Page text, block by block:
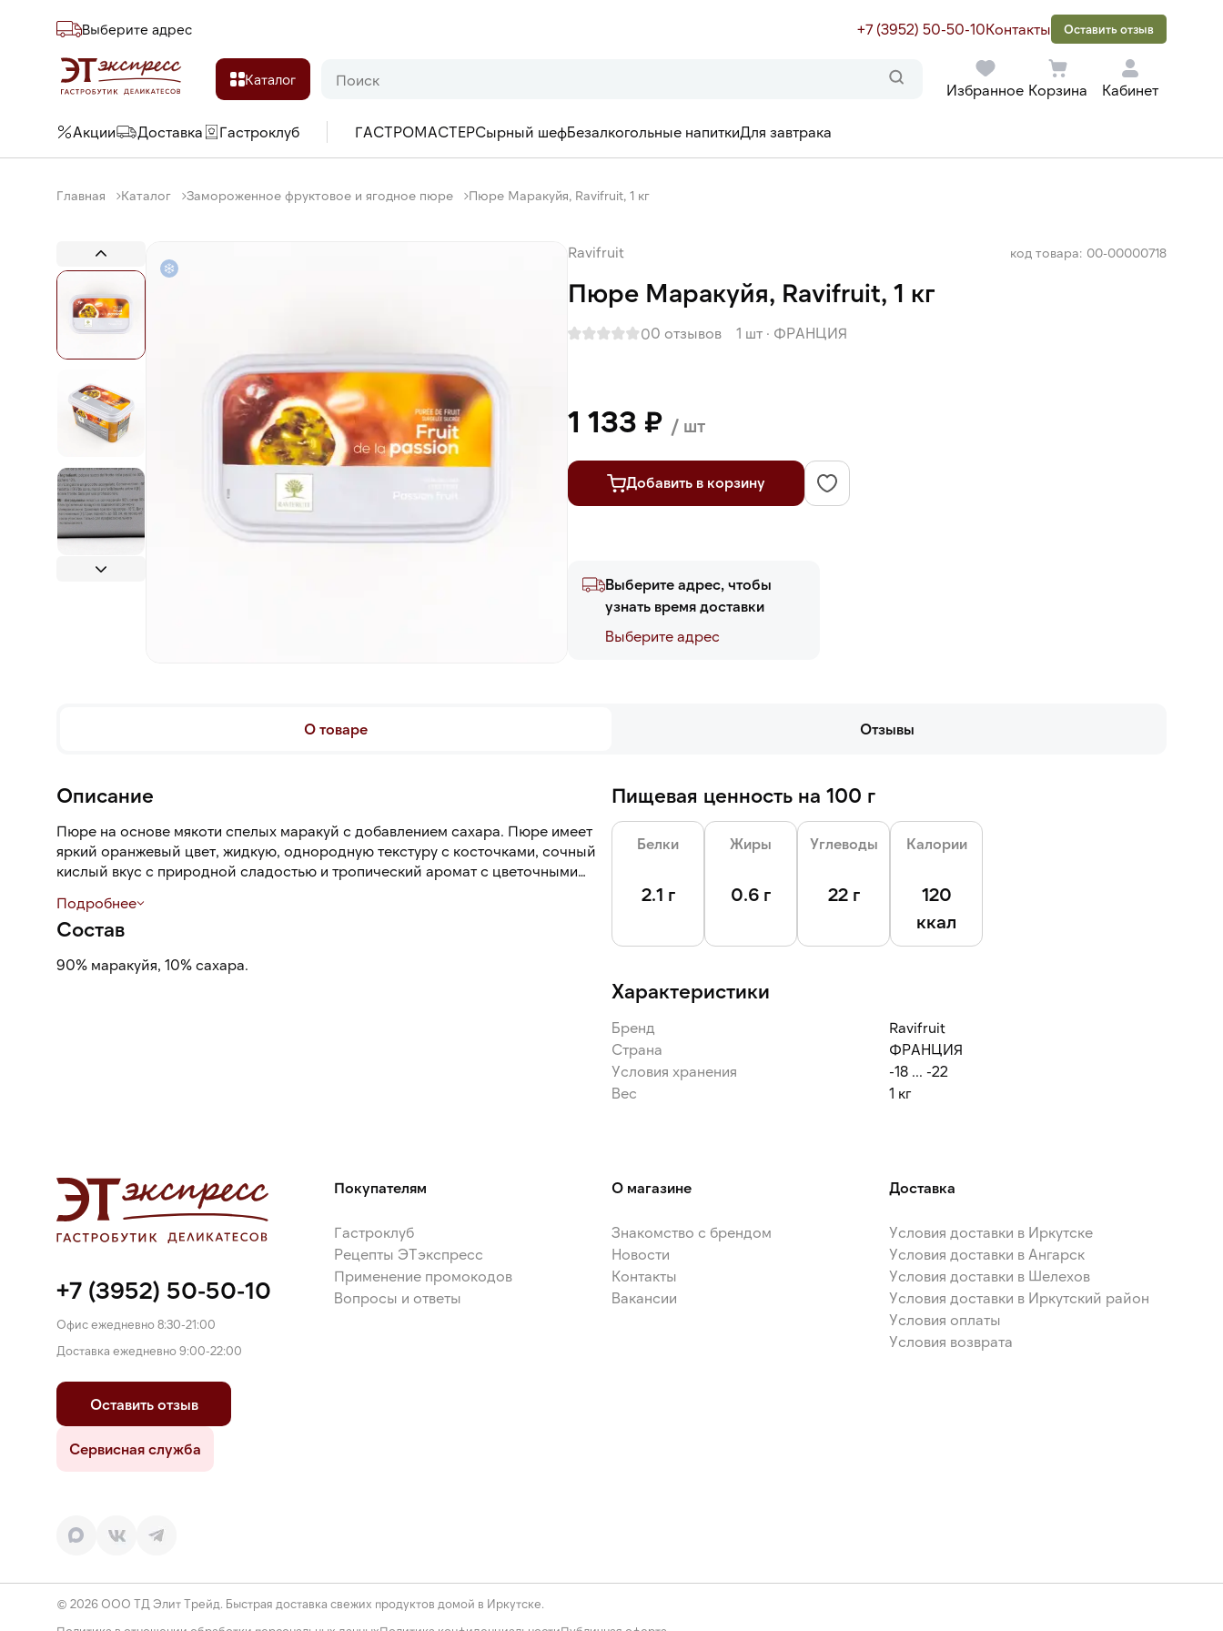
Выберите адреc +7 (3952) 50-50-10Контакты Оставить отзыв
Каталог
Избранное Корзина Кабинет
Акции Доставка Гастроклуб ГАСТРОМАСТЕРСырный шефБезалкогольные напиткиДля завтрака
Главная Каталог Замороженное фруктовое и ягодное пюре Пюре Маракуйя, Ravifruit, 1 кг
Ravifruit код товара: 00-00000718
Пюре Маракуйя, Ravifruit, 1 кг
00 отзывов 1 шт · ФРАНЦИЯ
1 133 ₽ / шт
Добавить в корзину
Выберите адрес, чтобы
узнать время доставки
Выберите адреc
О товаре Отзывы
Описание
Пюре на основе мякоти спелых маракуй с добавлением сахара. Пюре имеет
яркий оранжевый цвет, жидкую, однородную текстуру с косточками, сочный
кислый вкус с природной сладостью и тропический аромат с цветочными
Пюре используется для приготовления холодных и горячих напитков, соусов,
Подробнее
Состав
90% маракуйя, 10% сахара.
Пищевая ценность на 100 г
Белки
2.1 г
Жиры
0.6 г
Углеводы
22 г
Калории
120
ккал
Характеристики
Бренд
Ravifruit
Страна
ФРАНЦИЯ
Условия хранения
-18 ... -22
Вес
1 кг
+7 (3952) 50-50-10
Офис ежедневно 8:30-21:00
Доставка ежедневно 9:00-22:00
Оставить отзыв
Сервисная служба
Покупателям
Гастроклуб
Рецепты ЭТэкспресс
Применение промокодов
Вопросы и ответы
О магазине
Знакомство с брендом
Новости
Контакты
Вакансии
Доставка
Условия доставки в Иркутске
Условия доставки в Ангарск
Условия доставки в Шелехов
Условия доставки в Иркутский район
Условия оплаты
Условия возврата
© 2026 ООО ТД Элит Трейд. Быстрая доставка свежих продуктов домой в Иркутске.